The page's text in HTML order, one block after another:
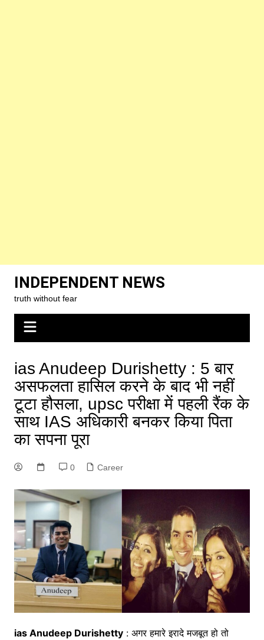
content
INDEPENDENT NEWS
truth without fear
ias Anudeep Durishetty : 5 बार
असफलता हासिल करने के बाद भी नहीं
टूटा हौसला, upsc परीक्षा में पहली रैंक के
साथ IAS अधिकारी बनकर किया पिता
का सपना पूरा
0 Career
ias Anudeep Durishetty: अगर हमारे इरादे मजबूत हो तो